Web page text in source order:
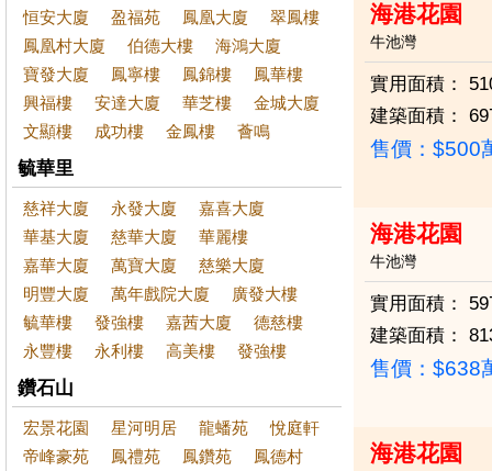
恒安大廈
盈福苑 鳳凰大廈
翠鳳樓
鳳凰村大廈
伯德大樓
海鴻大廈
寶發大廈
鳳寧樓 鳳錦樓
鳳華樓
興福樓
安達大廈 華芝樓
金城大廈
文顯樓
成功樓 金鳳樓 薈鳴
毓華里
慈祥大廈 永發大廈
嘉喜大廈
華基大廈
慈華大廈
華麗樓
嘉華大廈
萬寶大廈
慈樂大廈
明豐大廈
萬年戲院大廈
廣發大樓
毓華樓
發強樓 嘉茜大廈
德慈樓
永豐樓
永利樓 高美樓 發強樓
鑽石山
宏景花園 星河明居 龍蟠苑
悅庭軒
帝峰豪苑
鳳禮苑 鳳鑽苑
鳳德村
海港花園
牛池灣
實用面積：
建築面積：
售價： $500
海港花園
牛池灣
實用面積：
建築面積：
售價： $638
海港花園